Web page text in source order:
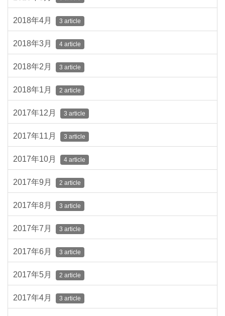
2018年4月 3 article
2018年3月 4 article
2018年2月 3 article
2018年1月 2 article
2017年12月 3 article
2017年11月 3 article
2017年10月 4 article
2017年9月 2 article
2017年8月 3 article
2017年7月 3 article
2017年6月 3 article
2017年5月 2 article
2017年4月 3 article